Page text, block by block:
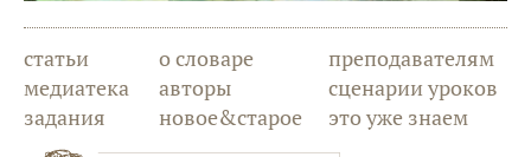
статьи
медиатека
задания
о словаре
авторы
новое&старое
преподавателям
сценарии уроков
это уже знаем